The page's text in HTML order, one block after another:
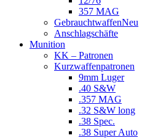
357 MAG
GebrauchtwaffenNeu
Anschlagschäfte
Munition
KK – Patronen
Kurzwaffenpatronen
9mm Luger
.40 S&W
.357 MAG
.32 S&W long
.38 Spec.
.38 Super Auto